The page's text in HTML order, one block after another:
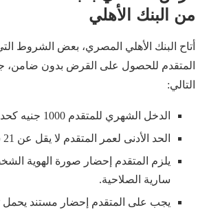
من البنك الأهلي
أتاح البنك الأهلي المصري، بعض الشروط
المتقدم للحصول على القرض بدون ضامن،
التالي:
الدخل الشهري للمتقدم 1000 جنيه كحد أدنى.
الحد الأدنى لعمر المتقدم لا يقل عن 21 سنة.
يلزم المتقدم إحضار صورة الهوية
سارية الصلاحية.
يجب على المتقدم إحضار مستند يحمل